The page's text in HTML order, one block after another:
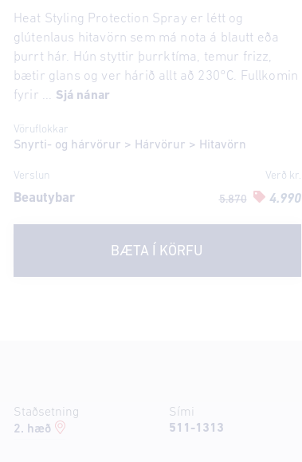
Heat Styling Protection Spray er létt og
glútenlaus hitavörn sem má nota á blautt eða
þurrt hár. Hún styttir þurrktíma, temur frizz,
bætir glans og ver hárið allt að 230°C. Fullkomin
fyrir ... Sjá nánar
Vöruflokkar
Snyrti- og hárvörur > Hárvörur > Hitavörn
Verslun Verð kr.
Beautybar 5.870 4.990
BÆTA Í KÖRFU
Staðsetning
2. hæð
Sími
511-1313